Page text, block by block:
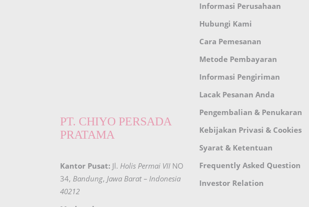
PT. CHIYO PERSADA
PRATAMA
Kantor Pusat: Jl. Holis Permai VII NO
34, Bandung, Jawa Barat – Indonesia
40212
Informasi Perusahaan
Hubungi Kami
Cara Pemesanan
Metode Pembayaran
Informasi Pengiriman
Lacak Pesanan Anda
Pengembalian & Penukaran
Kebijakan Privasi & Cookies
Syarat & Ketentuan
Frequently Asked Question
Investor Relation